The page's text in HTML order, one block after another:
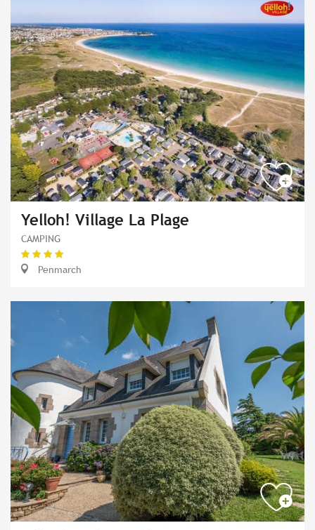
Yelloh! Village La Plage
CAMPING
Penmarch